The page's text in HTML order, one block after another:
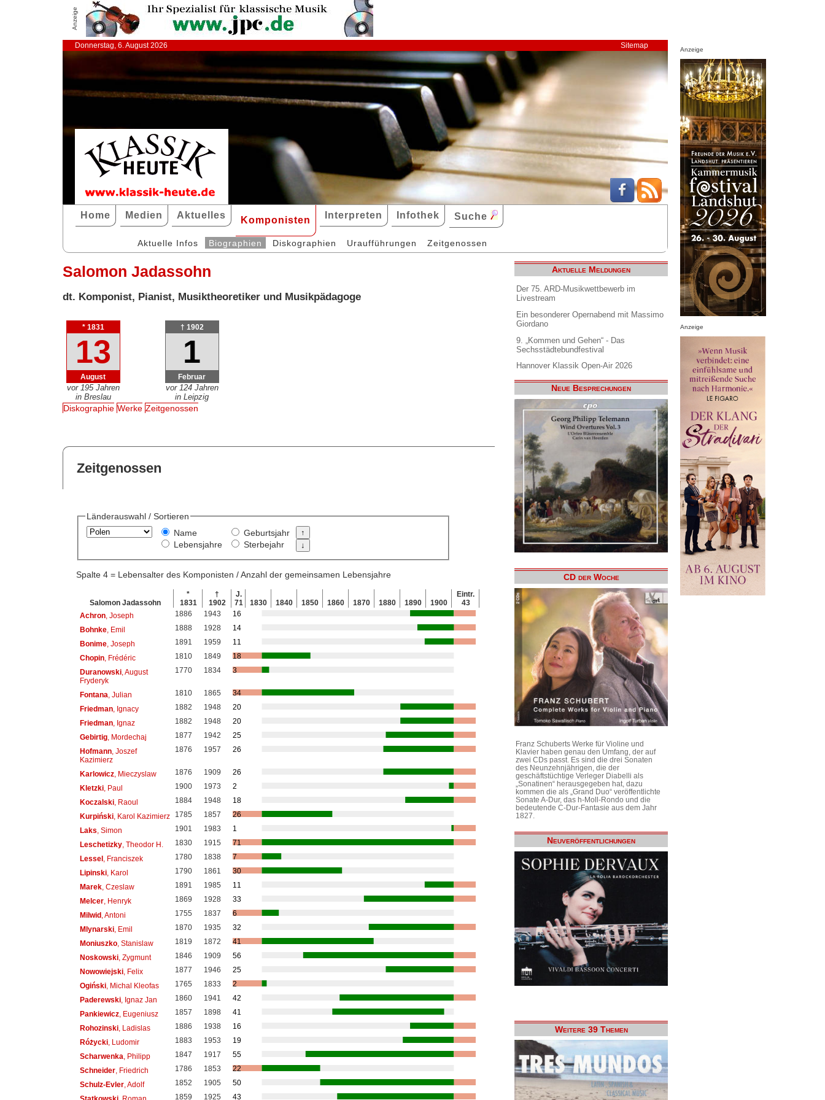
Anzeige
Donnerstag, 6. August 2026 Sitemap
Home Medien Aktuelles Komponisten Interpreten Infothek Suche
Aktuelle Infos Biographien Diskographien Uraufführungen Zeitgenossen
Salomon Jadassohn
dt. Komponist, Pianist, Musiktheoretiker und Musikpädagoge
* 1831
13
August
vor 195 Jahren
in Breslau
† 1902
1
Februar
vor 124 Jahren
in Leipzig
Diskographie Werke Zeitgenossen
Zeitgenossen
Länderauswahl / Sortieren
Name
Lebensjahre
Geburtsjahr
Sterbejahr
Spalte 4 = Lebensalter des Komponisten / Anzahl der gemeinsamen Lebensjahre
Salomon Jadassohn
*
1831
†
1902
J.
71
1830 1840 1850 1860 1870 1880 1890 1900
Eintr.
43
Achron, Joseph 1886 1943
16
Bohnke, Emil 1888 1928
14
Bonime, Joseph 1891 1959
11
Chopin, Frédéric 1810 1849
18
Duranowski, August
Fryderyk
1770 1834 3
Fontana , Julian 1810 1865
34
Friedman, Ignacy 1882 1948
20
Friedman, Ignaz 1882 1948
20
Gebirtig, Mordechaj 1877 1942
25
Hofmann, Joszef
Kazimierz
1876 1957 26
Karlowicz, Mieczyslaw 1876 1909
26
Kletzki, Paul 1900 1973
2
Koczalski, Raoul 1884 1948
18
Kurpiński, Karol Kazimierz 1785 1857
26
Laks , Simon 1901 1983
1
Leschetizky, Theodor H. 1830 1915
71
Lessel, Franciszek 1780 1838
7
Lipinski, Karol 1790 1861
30
Marek, Czeslaw 1891 1985
11
Melcer, Henryk 1869 1928
33
Milwid, Antoni 1755 1837
6
Mlynarski, Emil 1870 1935
32
Moniuszko, Stanislaw 1819 1872
41
Noskowski, Zygmunt 1846 1909
56
Nowowiejski, Felix 1877 1946
25
Ogiński, Michal Kleofas 1765 1833
2
Paderewski, Ignaz Jan 1860 1941
42
Pankiewicz, Eugeniusz 1857 1898
41
Rohozinski, Ladislas 1886 1938
16
Różycki, Ludomir 1883 1953
19
Scharwenka , Philipp 1847 1917
55
Schneider, Friedrich 1786 1853
22
Schulz-Evler, Adolf 1852 1905
50
1859 1925 43
Aktuelle Meldungen
Der 75. ARD-Musikwettbewerb im
Livestream
Ein besonderer Opernabend mit Massimo
Giordano
9. „Kommen und Gehen“ - Das
Sechsstädtebundfestival
Hannover Klassik Open-Air 2026
Neue Besprechungen
CD der Woche
Franz Schuberts Werke für Violine und
Klavier haben genau den Umfang, der auf
zwei CDs passt. Es sind die drei Sonaten
des Neunzehnjährigen, die der
geschäftstüchtige Verleger Diabelli als
„Sonatinen“ herausgegeben hat, dazu
kommen die als „Grand Duo“ veröffentlichte
Sonate A-Dur, das h-Moll-Rondo und die
bedeutende C-Dur-Fantasie aus dem Jahr
1827.
Neuveröffentlichungen
Weitere 39 Themen
Anzeige
Anzeige